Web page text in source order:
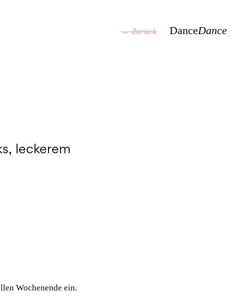
← Zurück DanceDance
leckerem
Wochenende ein.